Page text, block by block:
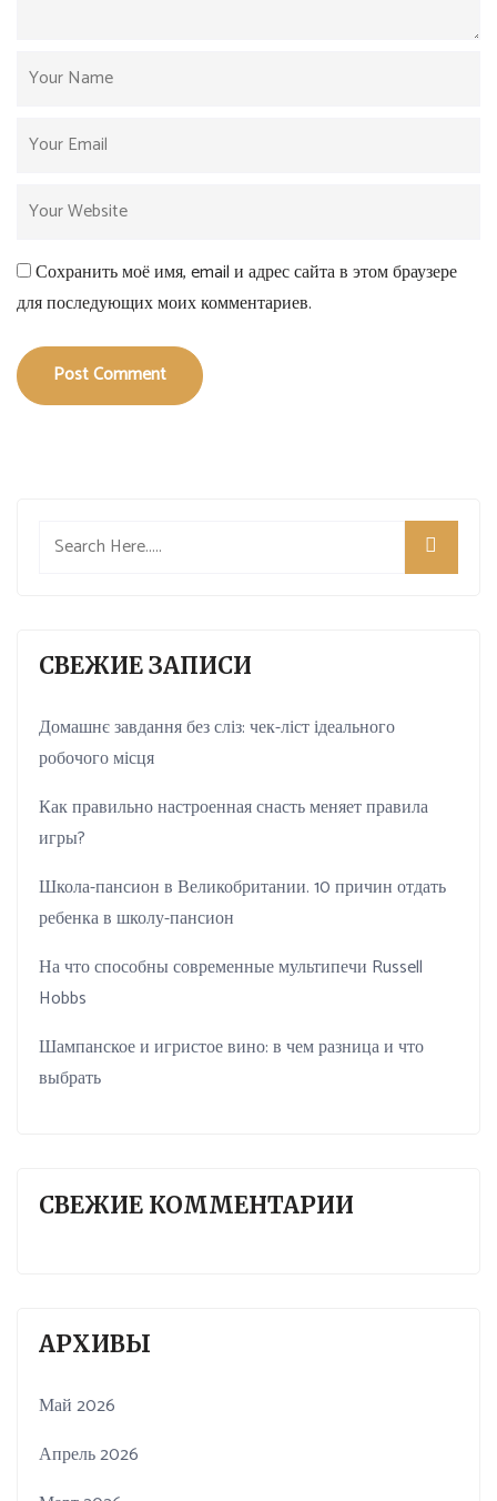
Сохранить моё имя, email и адрес сайта в этом браузере
для последующих моих комментариев.
Post Comment
СВЕЖИЕ ЗАПИСИ
Домашнє завдання без сліз: чек-ліст ідеального
робочого місця
Как правильно настроенная снасть меняет правила
игры?
Школа-пансион в Великобритании. 10 причин отдать
ребенка в школу-пансион
На что способны современные мультипечи Russell
Hobbs
Шампанское и игристое вино: в чем разница и что
выбрать
СВЕЖИЕ КОММЕНТАРИИ
АРХИВЫ
Май 2026
Апрель 2026